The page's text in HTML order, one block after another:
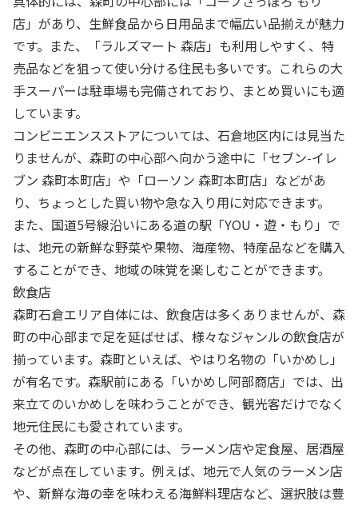
店」があり、生鮮食品から日用品まで幅広い品揃えが魅力
です。また、「ラルズマート 森店」も利用しやすく、特
売品などを狙って使い分ける住民も多いです。これらの大
手スーパーは駐車場も完備されており、まとめ買いにも適
しています。
コンビニエンスストアについては、石倉地区内には見当た
りませんが、森町の中心部へ向かう途中に「セブン-イレ
ブン 森町本町店」や「ローソン 森町本町店」などがあ
り、ちょっとした買い物や急な入り用に対応できます。
また、国道5号線沿いにある道の駅「YOU・遊・もり」で
は、地元の新鮮な野菜や果物、海産物、特産品などを購入
することができ、地域の味覚を楽しむことができます。
飲食店
森町石倉エリア自体には、飲食店は多くありませんが、森
町の中心部まで足を延ばせば、様々なジャンルの飲食店が
揃っています。森町といえば、やはり名物の「いかめし」
が有名です。森駅前にある「いかめし阿部商店」では、出
来立てのいかめしを味わうことができ、観光客だけでなく
地元住民にも愛されています。
その他、森町の中心部には、ラーメン店や定食屋、居酒屋
などが点在しています。例えば、地元で人気のラーメン店
や、新鮮な海の幸を味わえる海鮮料理店など、選択肢は豊